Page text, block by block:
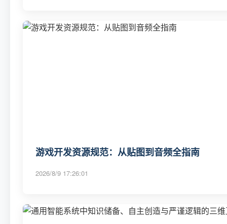
游戏开发资源规范：从贴图到音频全指南
2026/8/9 17:26:01